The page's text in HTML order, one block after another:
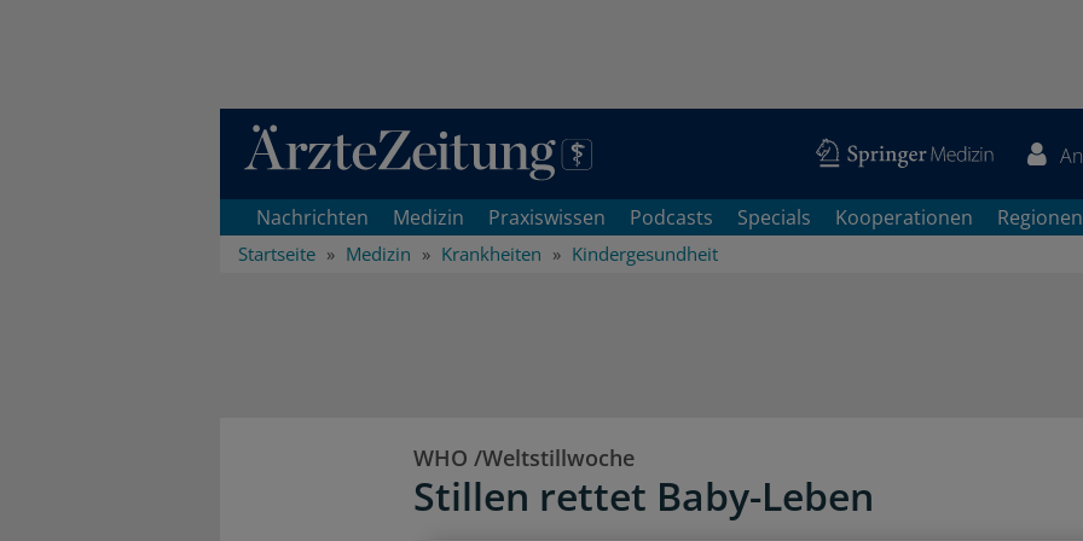
Direkt zum Inhaltsbereich
Nachrichten Medizin Praxiswissen Podcasts Specials Kooperationen Regionen
Startseite Medizin Krankheiten Kindergesundheit
WHO /Weltstillwoche
Stillen rettet Baby-Leben